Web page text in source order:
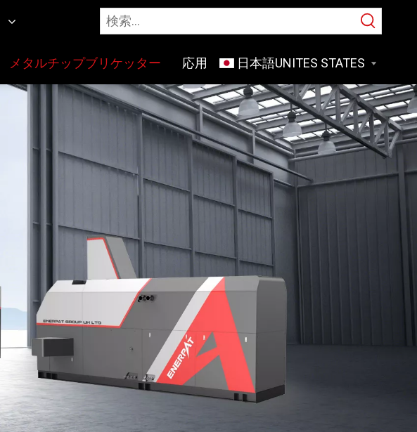
メタルチップブリケッター 応用 日本語